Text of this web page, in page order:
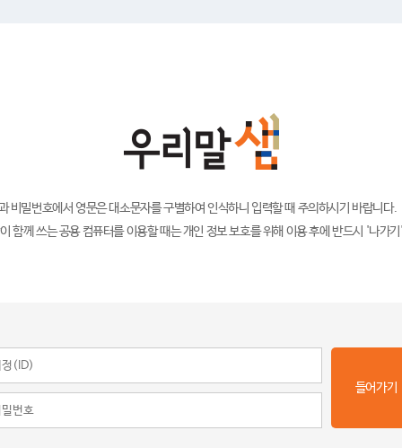
비밀번호에서 영문은 대소문자를 구별하여 인식하니 입력할 때 주의하시기 바랍니다.
함께 쓰는 공용 컴퓨터를 이용할 때는 개인 정보 보호를 위해 이용 후에 반드시 '나가
들어가기